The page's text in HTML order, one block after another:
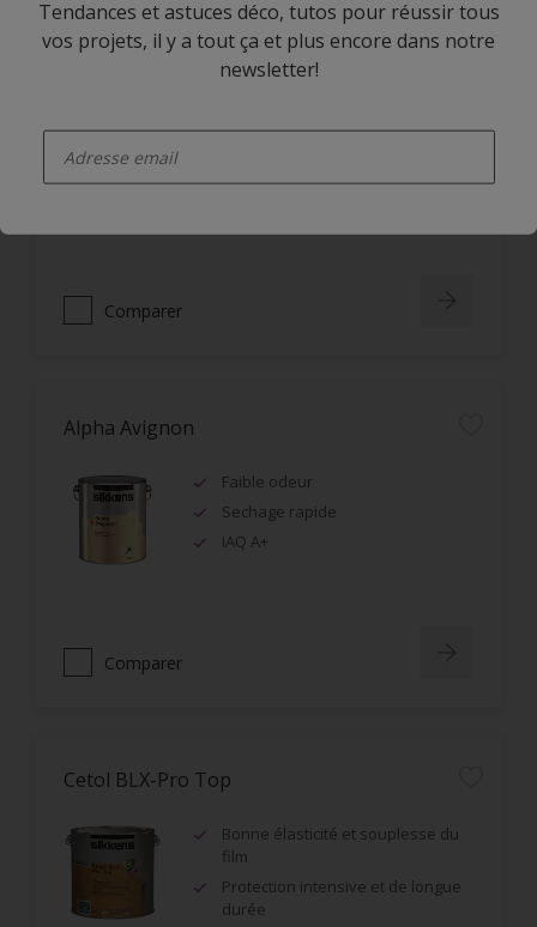
Alpha Rezisto Easy Clean Satin
salissures à la surface du film
à l'effet perlant
Comparer
Alpha Avignon
Faible odeur
Sechage rapide
IAQ A+
Comparer
Cetol BLX-Pro Top
Bonne élasticité et souplesse du
film
Protection intensive et de longue
durée
Tendances et astuces déco, tutos pour réussir tous
vos projets, il y a tout ça et plus encore dans notre
newsletter!